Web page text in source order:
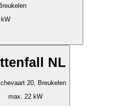
NL
20, Breukelen
max. 22 kW